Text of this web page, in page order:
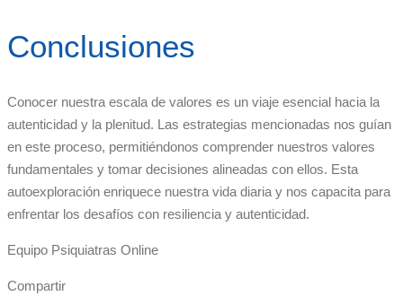
Conclusiones
Conocer nuestra escala de valores es un viaje esencial hacia la
autenticidad y la plenitud. Las estrategias mencionadas nos guían
en este proceso, permitiéndonos comprender nuestros valores
fundamentales y tomar decisiones alineadas con ellos. Esta
autoexploración enriquece nuestra vida diaria y nos capacita para
enfrentar los desafíos con resiliencia y autenticidad.
Equipo Psiquiatras Online
Compartir